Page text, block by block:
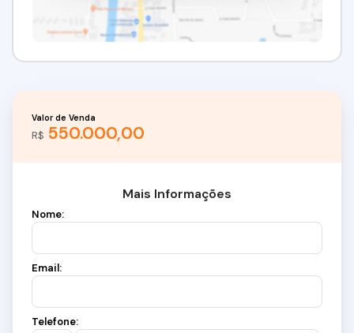
R$ 550.000,00
Valor de Venda
Mais Informações
Nome:
Email:
Telefone: